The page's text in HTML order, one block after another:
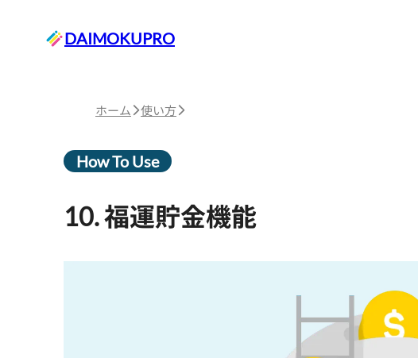
DAIMOKUPRO
ホーム 使い方
How To Use
10. 福運貯金機能